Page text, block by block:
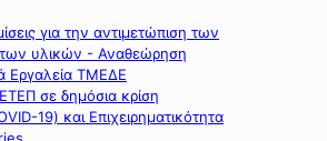
για την αντιμετώπιση των
υλικών - Αναθεώρηση
Εργαλεία ΤΜΕΔΕ
σε δημόσια κρίση
19) και Επιχειρηματικότητα